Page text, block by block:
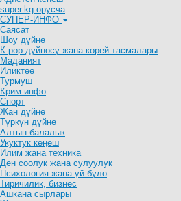
super.kg орусча
СУПЕР-ИНФО
Саясат
Шоу дүйнө
К-рор дүйнөсү жана корей тасмалары
Маданият
Иликтөө
Турмуш
Крим-инфо
Спорт
Жан дүйнө
Түркүн дүйнө
Алтын балалык
Укуктук кеӊеш
Илим жана техника
Ден соолук жана сулуулук
Психология жана үй-бүлө
Тиричилик, бизнес
Ашкана сырлары